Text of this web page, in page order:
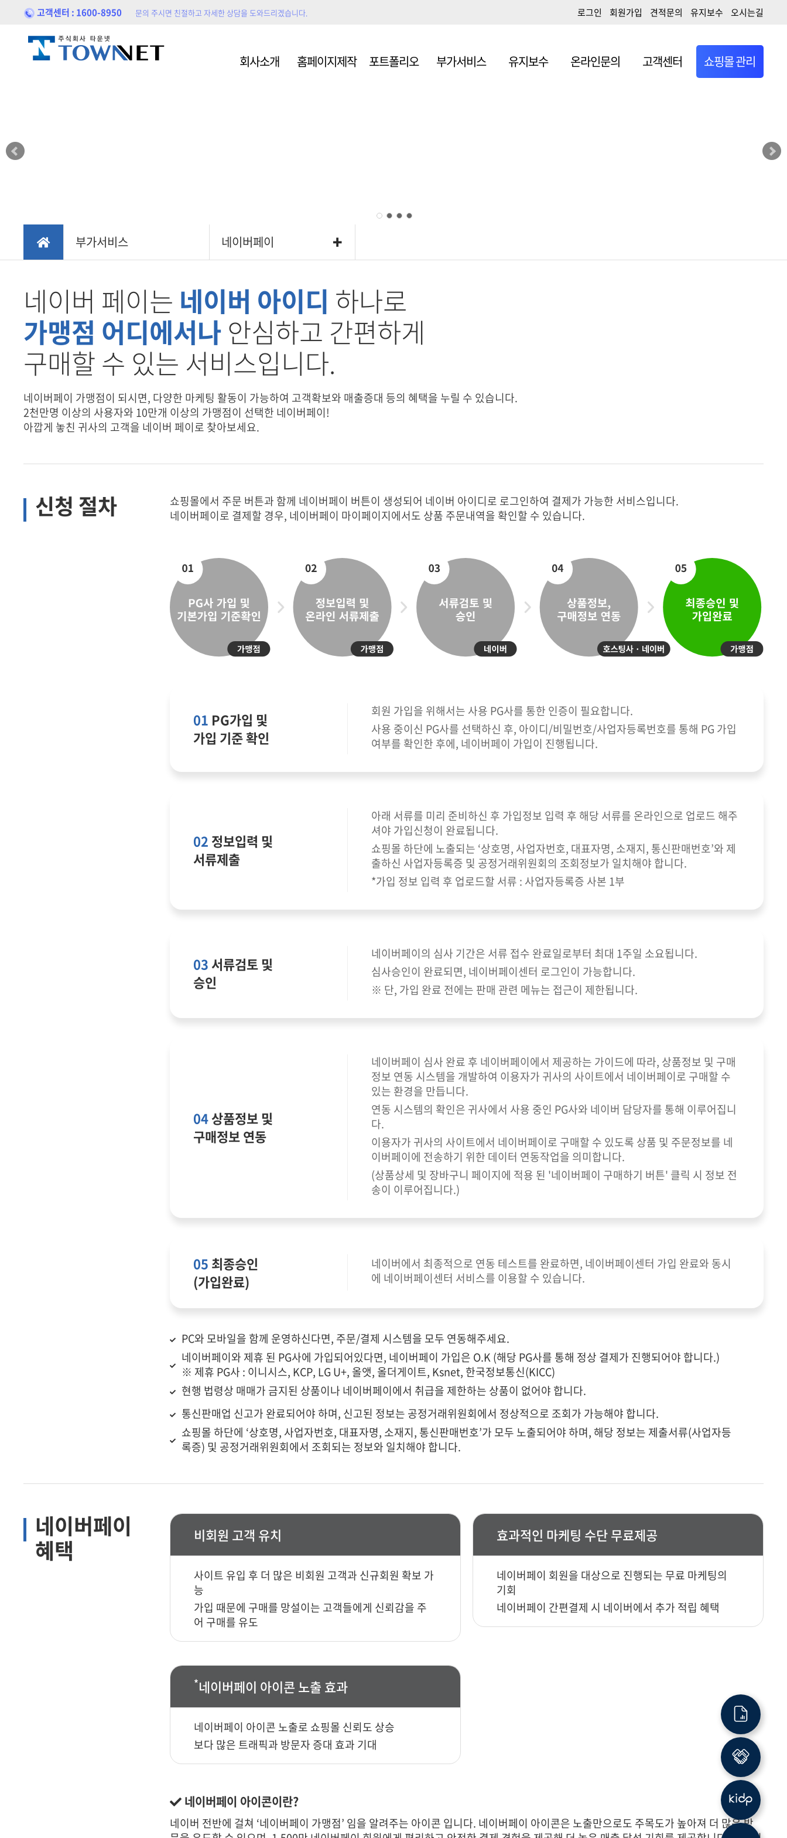
고객센터 : 1600-8950 문의 주시면 친절하고 자세한 상담을 도와드리겠습니다. 로그인 회원가입 견적문의 유지보수 오시는길
회사소개 홈페이지제작 포트폴리오 부가서비스 유지보수 온라인문의 고객센터 쇼핑몰 관리
홈페이지제작 홍보형 쇼핑몰 모바일 앱개발/ERP개발
부가서비스 키워드광고
SSL 보안인증서
언론광고
SMS 문자프로그램
유지보수
견적문의 제휴문의 유지보수문의
개인정보처리방침
부가서비스 네이버페이
네이버 페이는 네이버 아이디 하나로
가맹점 어디에서나안심하고 간편하게
구매할 수 있는 서비스입니다.
네이버페이 가맹점이 되시면, 다양한 마케팅 활동이 가능하여 고객확보와 매출증대 등의 혜택을 누릴 수 있습니다.
2천만명 이상의 사용자와 10만개 이상의 가맹점이 선택한 네이버페이!
아깝게 놓친 귀사의 고객을 네이버 페이로 찾아보세요.
신청 절차
쇼핑몰에서 주문 버튼과 함께 네이버페이 버튼이 생성되어 네이버 아이디로 로그인하여 결제가 가능한 서비스입니다.
네이버페이로 결제할 경우, 네이버페이 마이페이지에서도 상품 주문내역을 확인할 수 있습니다.
01 PG가입 및
가입 기준 확인
회원 가입을 위해서는 사용 PG사를 통한 인증이 필요합니다.
사용 중이신 PG사를 선택하신 후, 아이디/비밀번호/사업자등록번호를 통해 PG 가입
여부를 확인한 후에, 네이버페이 가입이 진행됩니다.
02 정보입력 및
서류제출
아래 서류를 미리 준비하신 후 가입정보 입력 후 해당 서류를 온라인으로 업로드 해주
셔야 가입신청이 완료됩니다.
쇼핑몰 하단에 노출되는 ‘상호명, 사업자번호, 대표자명, 소재지, 통신판매번호’와 제
출하신 사업자등록증 및 공정거래위원회의 조회정보가 일치해야 합니다.
*가입 정보 입력 후 업로드할 서류 : 사업자등록증 사본 1부
03 서류검토 및
승인
네이버페이의 심사 기간은 서류 접수 완료일로부터 최대 1주일 소요됩니다.
심사승인이 완료되면, 네이버페이센터 로그인이 가능합니다.
※ 단, 가입 완료 전에는 판매 관련 메뉴는 접근이 제한됩니다.
04상품정보 및
구매정보 연동
네이버페이 심사 완료 후 네이버페이에서 제공하는 가이드에 따라, 상품정보 및 구매
정보 연동 시스템을 개발하여 이용자가 귀사의 사이트에서 네이버페이로 구매할 수
있는 환경을 만듭니다.
연동 시스템의 확인은 귀사에서 사용 중인 PG사와 네이버 담당자를 통해 이루어집니
다.
이용자가 귀사의 사이트에서 네이버페이로 구매할 수 있도록 상품 및 주문정보를 네
이버페이에 전송하기 위한 데이터 연동작업을 의미합니다.
(상품상세 및 장바구니 페이지에 적용 된 '네이버페이 구매하기 버튼' 클릭 시 정보 전
송이 이루어집니다.)
05 최종승인
(가입완료)
네이버에서 최종적으로 연동 테스트를 완료하면, 네이버페이센터 가입 완료와 동시
에 네이버페이센터 서비스를 이용할 수 있습니다.
PC와 모바일을 함께 운영하신다면, 주문/결제 시스템을 모두 연동해주세요.
네이버페이와 제휴 된 PG사에 가입되어있다면, 네이버페이 가입은 O.K (해당 PG사를 통해 정상 결제가 진행되어야 합니다.)
※ 제휴 PG사 : 이니시스, KCP, LG U+, 올앳, 올더게이트, Ksnet, 한국정보통신(KICC)
현행 법령상 매매가 금지된 상품이나 네이버페이에서 취급을 제한하는 상품이 없어야 합니다.
통신판매업 신고가 완료되어야 하며, 신고된 정보는 공정거래위원회에서 정상적으로 조회가 가능해야 합니다.
쇼핑몰 하단에 ‘상호명, 사업자번호, 대표자명, 소재지, 통신판매번호’가 모두 노출되어야 하며, 해당 정보는 제출서류(사업자등
록증) 및 공정거래위원회에서 조회되는 정보와 일치해야 합니다.
네이버페이
혜택 비회원 고객 유치
사이트 유입 후 더 많은 비회원 고객과 신규회원 확보 가
능
가입 때문에 구매를 망설이는 고객들에게 신뢰감을 주
어 구매를 유도
효과적인 마케팅 수단 무료제공
네이버페이 회원을 대상으로 진행되는 무료 마케팅의
기회
네이버페이 간편결제 시 네이버에서 추가 적립 혜택
*네이버페이 아이콘 노출 효과
네이버페이 아이콘 노출로 쇼핑몰 신뢰도 상승
보다 많은 트래픽과 방문자 증대 효과 기대
네이버페이 아이콘이란?
네이버 전반에 걸쳐 ‘네이버페이 가맹점’ 임을 알려주는 아이콘 입니다. 네이버페이 아이콘은 노출만으로도 주목도가 높아져 더 많은 방
견적문의
제휴문의